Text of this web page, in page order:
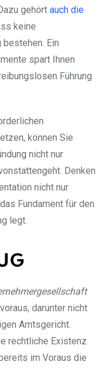
gehört auch die
keine
Ein
spart Ihnen
Führung
können Sie
nicht nur
Denken
nicht nur
Fundament für den
legt.
darunter nicht
Amtsgericht.
rechtliche Existenz
im Voraus die